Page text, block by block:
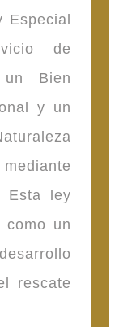
de
un Bien
y un
Esta ley
como un
rescate